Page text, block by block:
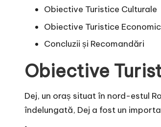
Obiective Turistice Culturale
Obiective Turistice
Concluzii și Recomandări
Obiective
Dej, un oraș situat în nord-estul
îndelungată, Dej a fost un